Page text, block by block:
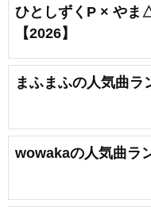
ひとしずくP × やま
【2026】
まふまふの人気曲ラ
wowakaの人気曲ラ